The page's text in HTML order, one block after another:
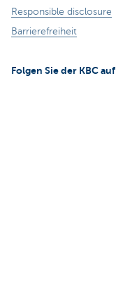
Responsible disclosure
Barrierefreiheit
Folgen Sie der KBC auf